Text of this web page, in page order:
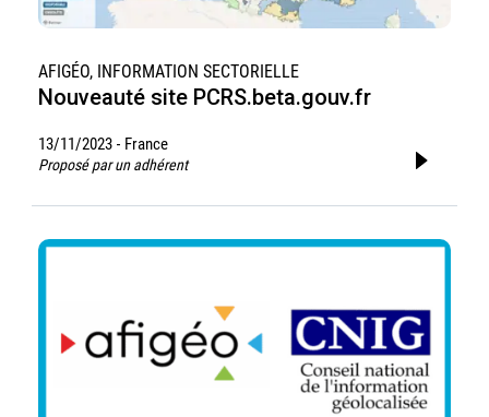
AFIGÉO, INFORMATION SECTORIELLE
Nouveauté site PCRS.beta.gouv.fr
13/11/2023 - France
Proposé par un adhérent